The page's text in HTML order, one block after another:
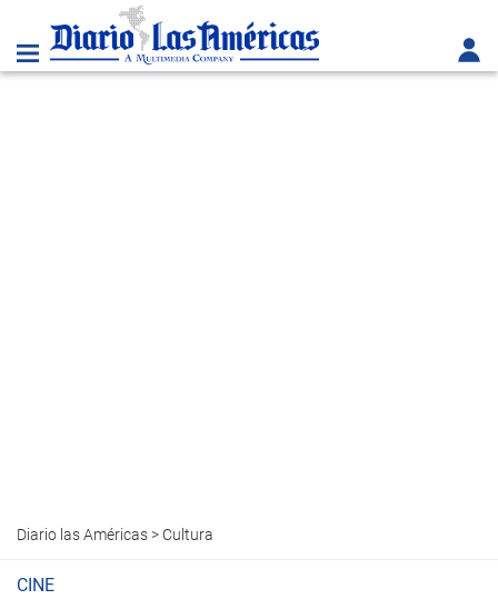
Diario las Américas> Cultura
CINE